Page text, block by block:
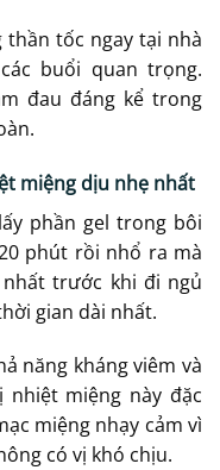
tốc ngay tại nhà
buổi quan trọng.
đau đáng kể trong
miệng dịu nhẹ nhất
phần gel trong bôi
phút rồi nhổ ra mà
trước khi đi ngủ
gian dài nhất.
năng kháng viêm và
miệng này đặc
miệng nhạy cảm vì
có vị khó chịu.